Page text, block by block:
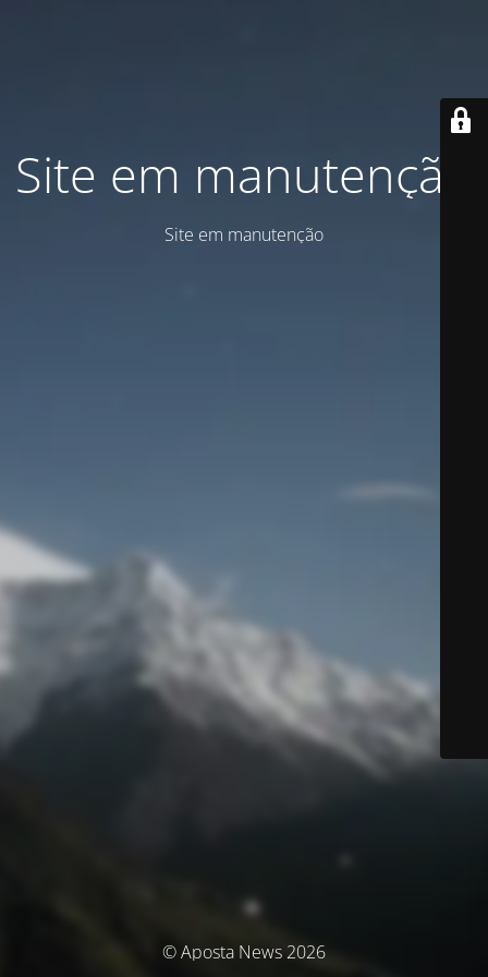
Site em manutenção
Site em manutenção
© Aposta News 2026